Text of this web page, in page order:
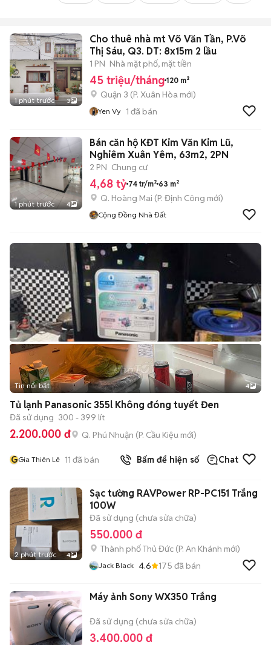
1 phút trước 3
Cho thuê nhà mt Võ Văn Tần, P.Võ
Thị Sáu, Q3. DT: 8x15m 2 lầu
1 PN Nhà mặt phố, mặt tiền
45 triệu/tháng 120 m²
Quận 3 (P. Xuân Hòa mới)
Yen Vy 1 đã bán
1 phút trước 4
Bán căn hộ KĐT Kim Văn Kim Lũ,
Nghiêm Xuân Yêm, 63m2, 2PN
2 PN Chung cư
4,68 tỷ 74 tr/m² 63 m²
Q. Hoàng Mai (P. Định Công mới)
Cộng Đồng Nhà Đất
Tin nổi bật 4
Tủ lạnh Panasonic 355l Không đóng tuyết Đen
Đã sử dụng 300 - 399 lít
2.200.000 đ Q. Phú Nhuận (P. Cầu Kiệu mới)
GGia Thiên Lê 11 đã bán Bấm để hiện số Chat
2 phút trước 4
Sạc tường RAVPower RP-PC151 Trắng
100W
Đã sử dụng (chưa sửa chữa)
550.000 đ
Thành phố Thủ Đức (P. An Khánh mới)
Jack Black 4.6 175 đã bán
Máy ảnh Sony WX350 Trắng
Đã sử dụng (chưa sửa chữa)
3.400.000 đ